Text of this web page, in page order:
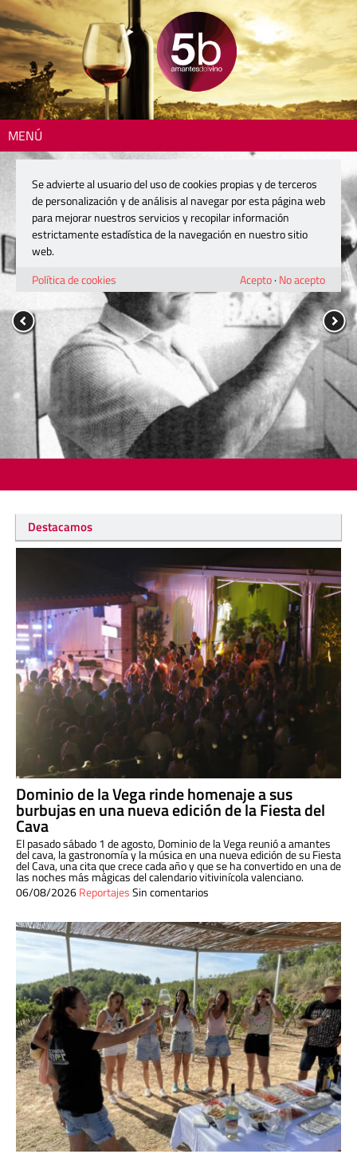
MENÚ
Destacamos
Dominio de la Vega rinde homenaje a sus
burbujas en una nueva edición de la Fiesta del
Cava
El pasado sábado 1 de agosto, Dominio de la Vega reunió a amantes
del cava, la gastronomía y la música en una nueva edición de su Fiesta
del Cava, una cita que crece cada año y que se ha convertido en una de
las noches más mágicas del calendario vitivinícola valenciano.
06/08/2026ReportajesSin comentarios
Se advierte al usuario del uso de cookies propias y de terceros
de personalización y de análisis al navegar por esta página web
para mejorar nuestros servicios y recopilar información
estrictamente estadística de la navegación en nuestro sitio
web.
Política de cookies
Acepto· No acepto